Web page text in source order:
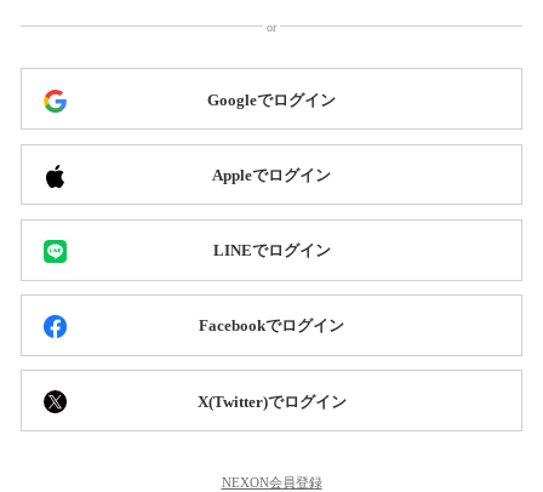
Googleでログイン
Appleでログイン
LINEでログイン
Facebookでログイン
X(Twitter)でログイン
NEXON会員登録